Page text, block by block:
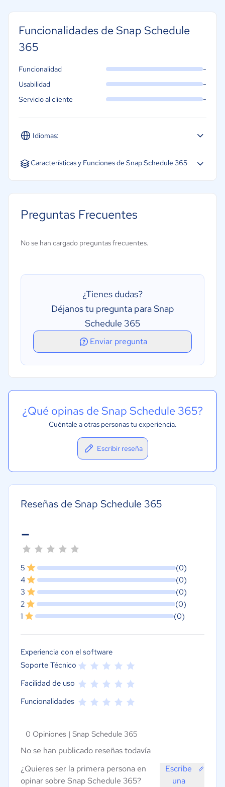
Funcionalidades de Snap Schedule
365
Idiomas:
Español Inglés
Funcionalidad -
Usabilidad -
Servicio al cliente -
Características y Funciones de Snap Schedule 365
Base de datos de empleados
Seguimiento de vacaciones/ausencias
Preguntas Frecuentes
No se han cargado preguntas frecuentes.
¿Tienes dudas?
Déjanos tu pregunta para Snap
Schedule 365
Enviar pregunta
¿Qué opinas de Snap Schedule 365?
Cuéntale a otras personas tu experiencia.
Escribir reseña
Reseñas de Snap Schedule 365
-
5
(0)
4
(0)
3
(0)
2
(0)
1
(0)
Experiencia con el software
Soporte Técnico
Facilidad de uso
Funcionalidades
0 Opiniones | Snap Schedule 365
No se han publicado reseñas todavía
¿Quieres ser la primera persona en
opinar sobre Snap Schedule 365?
Escribe
una